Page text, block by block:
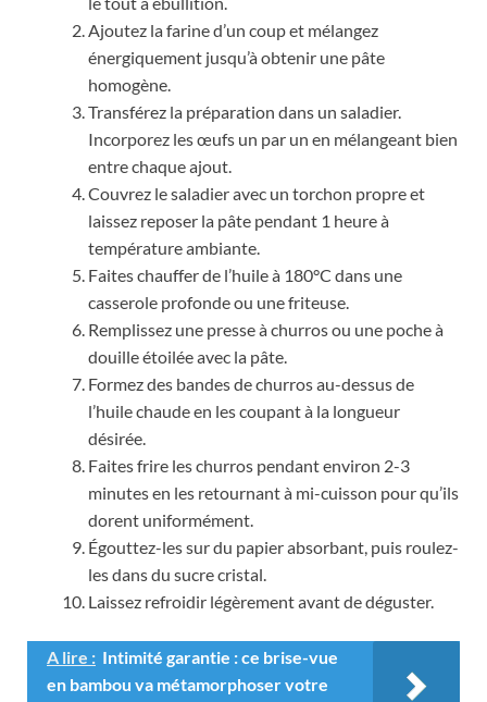
Ajoutez la farine d’un coup et mélangez
énergiquement jusqu’à obtenir une pâte
homogène.
Transférez la préparation dans un saladier.
Incorporez les œufs un par un en mélangeant bien
entre chaque ajout.
Couvrez le saladier avec un torchon propre et
laissez reposer la pâte pendant 1 heure à
température ambiante.
Faites chauffer de l’huile à 180°C dans une
casserole profonde ou une friteuse.
Remplissez une presse à churros ou une poche à
douille étoilée avec la pâte.
Formez des bandes de churros au-dessus de
l’huile chaude en les coupant à la longueur
désirée.
Faites frire les churros pendant environ 2-3
minutes en les retournant à mi-cuisson pour qu’ils
dorent uniformément.
Égouttez-les sur du papier absorbant, puis roulez-
les dans du sucre cristal.
Laissez refroidir légèrement avant de déguster.
A lire : Intimité garantie : ce brise-vue
en bambou va métamorphoser votre